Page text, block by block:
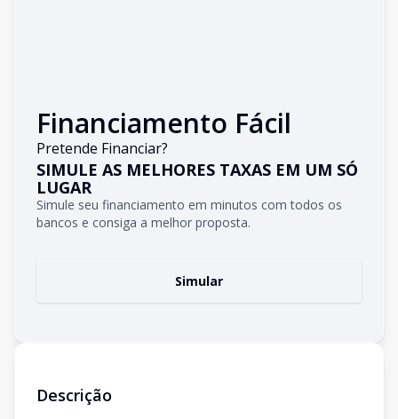
Financiamento Fácil
Pretende Financiar?
SIMULE AS MELHORES TAXAS EM UM SÓ
LUGAR
Simule seu financiamento em minutos com todos os
bancos e consiga a melhor proposta.
Simular
Descrição